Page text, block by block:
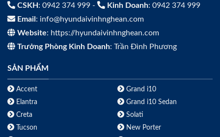
CSKH : 0942 374 999 - Kinh Doanh: 0942 374 999
Email : info@hyundaivinhnghean.com
Website: https://hyundaivinhnghean.com
Trưởng Phòng Kinh Doanh: Trần Đình Phương
SẢN PHẨM
Accent
Elantra
Creta
Tucson
Grand i10
Grand i10 Sedan
Solati
New Porter